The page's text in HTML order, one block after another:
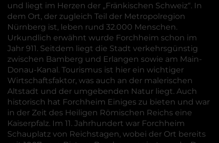
und liegt im Herzen der „Fränkischen Schweiz“. In
dem Ort, der zugleich Teil der Metropolregion
Nürnberg ist, leben rund 32.000 Menschen.
Urkundlich erwähnt wurde Forchheim schon im
Jahr 911. Seitdem liegt die Stadt verkehrsgünstig
zwischen Bamberg und Erlangen sowie am Main-
Donau-Kanal. Tourismus ist hier ein wichtiger
Wirtschaftsfaktor, was auch an der malerischen
Altstadt und der umgebenden Natur liegt. Auch
historisch hat Forchheim Einiges zu bieten und war
in der Zeit des Heiligen Römischen Reichs eine
Kaiserpfalz. Im 11. Jahrhundert war Forchheim
Schauplatz von Reichstagen, wobei der Ort bereits